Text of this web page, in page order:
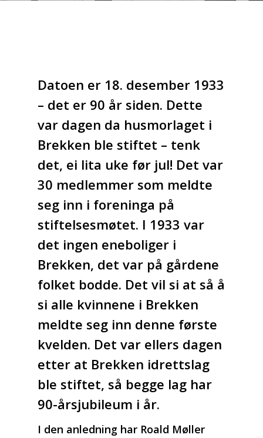
Datoen er 18. desember 1933
– det er 90 år siden. Dette
var dagen da husmorlaget i
Brekken ble stiftet – tenk
det, ei lita uke før jul! Det var
30 medlemmer som meldte
seg inn i foreninga på
stiftelsesmøtet. I 1933 var
det ingen eneboliger i
Brekken, det var på gårdene
folket bodde. Det vil si at så å
si alle kvinnene i Brekken
meldte seg inn denne første
kvelden. Det var ellers dagen
etter at Brekken idrettslag
ble stiftet, så begge lag har
90-årsjubileum i år.
I den anledning har Roald Møller